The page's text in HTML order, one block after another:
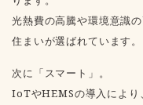
光熱費の高騰や環境意識
住まいが選ばれています。
次に「スマート」。
IoTやHEMSの導入により